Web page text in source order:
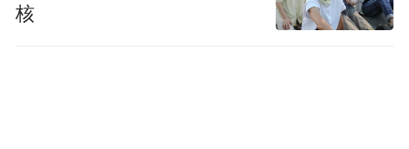
核